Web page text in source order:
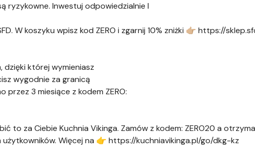
ryzykowne. Inwestuj odpowiedzialnie I
W koszyku wpisz kod ZERO i zgarnij 10% zniżki 👉🏼 https://
której wymieniasz
wygodnie za granicą
przez 3 miesiące z kodem ZERO:
to za Ciebie Kuchnia Vikinga. Zamów z kodem: ZERO20 a
Więcej na 👉 https://kuchniavikinga.pl/go/dkg-kz